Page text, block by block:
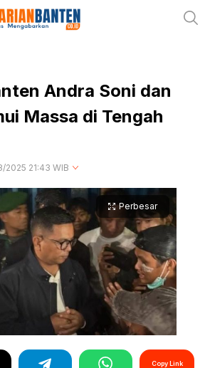
Andra Soni dan
Massa di Tengah
2025 21:43 WIB
Perbesar
Copy Link